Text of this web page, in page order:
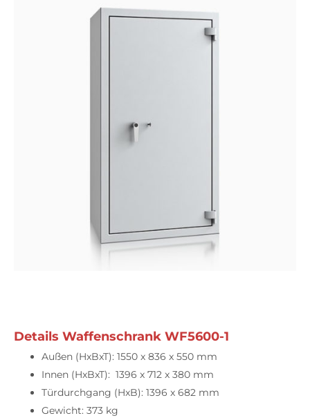
Details Waffenschrank WF5600-1
Außen (HxBxT): 1550 x 836 x 550 mm
Innen (HxBxT): 1396 x 712 x 380 mm
Türdurchgang (HxB): 1396 x 682 mm
Gewicht: 373 kg